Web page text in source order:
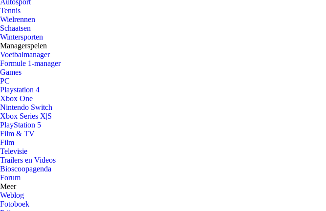
Autosport
Tennis
Wielrennen
Schaatsen
Wintersporten
Managerspelen
Voetbalmanager
Formule 1-manager
Games
PC
Playstation 4
Xbox One
Nintendo Switch
Xbox Series X|S
PlayStation 5
Film & TV
Film
Televisie
Trailers en Videos
Bioscoopagenda
Forum
Meer
Weblog
Fotoboek